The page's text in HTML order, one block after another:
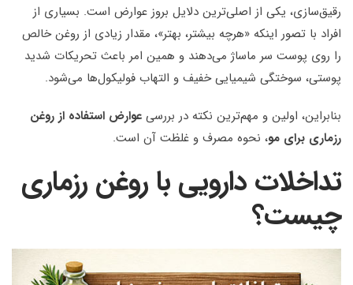
رقیق‌سازی، یکی از اصلی‌ترین دلایل بروز عوارض است. بسیاری از
افراد با تصور اینکه «هرچه بیشتر، بهتر»، مقدار زیادی از روغن خالص
را روی پوست سر ماساژ می‌دهند و همین امر باعث تحریکات شدید
پوستی، سوختگی شیمیایی خفیف و التهاب فولیکول‌ها می‌شود.
بنابراین، اولین و مهم‌ترین نکته در بررسی عوارض استفاده از روغن
رزماری برای مو، نحوه مصرف و غلظت آن است.
تداخلات دارویی با روغن رزماری
چیست؟